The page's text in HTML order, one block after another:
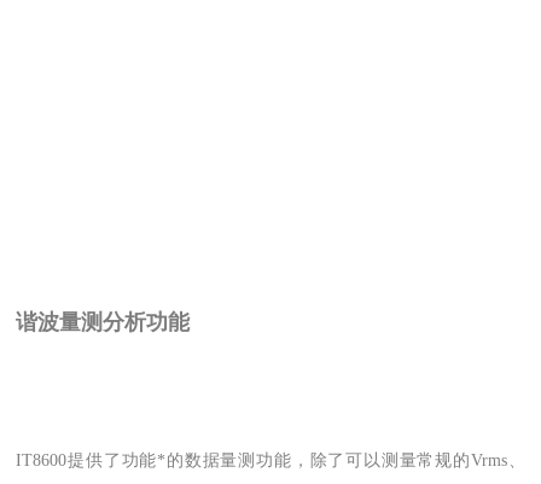
谐波量测分析功能
IT8600提供了功能*的数据量测功能，除了可以测量常规的Vrms、